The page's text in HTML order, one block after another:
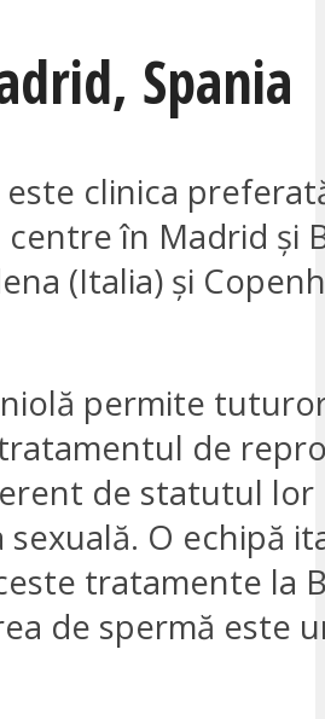
, Spania
clinica
în Madrid și
(Italia) și
permite
de
de statutul lor
O echipă
tratamente la
de spermă este